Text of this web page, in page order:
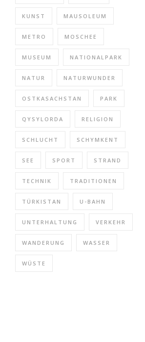
KUNST MAUSOLEUM
METRO MOSCHEE
MUSEUM NATIONALPARK
NATUR NATURWUNDER
OSTKASACHSTAN PARK
QYSYLORDA RELIGION
SCHLUCHT SCHYMKENT
SEE SPORT STRAND
TECHNIK TRADITIONEN
TÜRKISTAN U-BAHN
UNTERHALTUNG VERKEHR
WANDERUNG WASSER
WÜSTE